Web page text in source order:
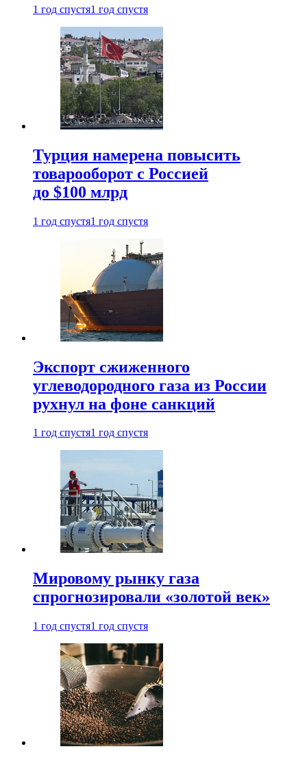
1 год спустя1 год спустя
Турция намерена повысить
товарооборот с Россией
до $100 млрд
1 год спустя1 год спустя
Экспорт сжиженного
углеводородного газа из России
рухнул на фоне санкций
1 год спустя1 год спустя
Мировому рынку газа
спрогнозировали «золотой век»
1 год спустя1 год спустя